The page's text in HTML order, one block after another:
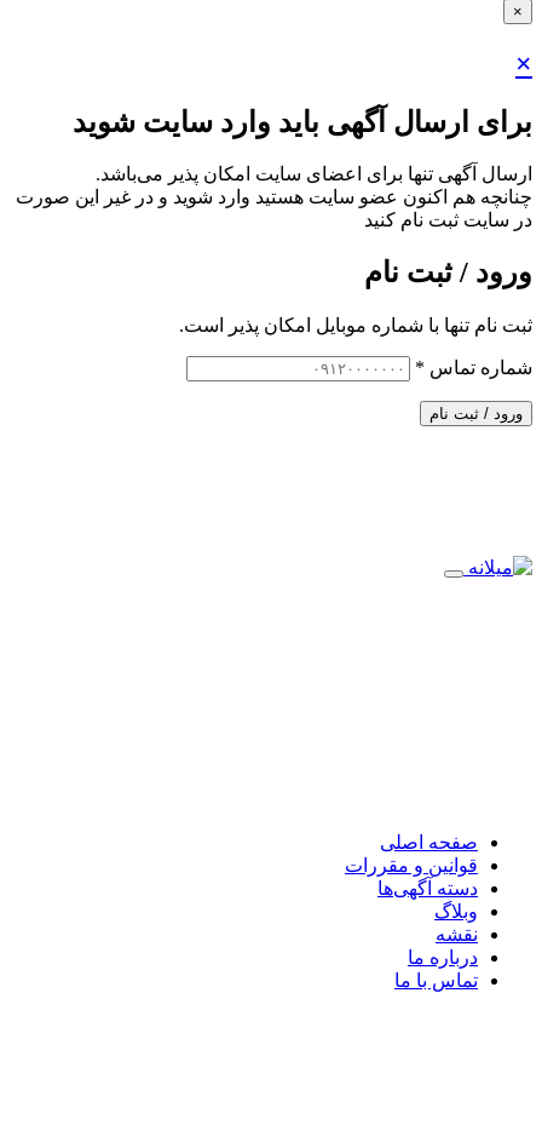
×
×
برای ارسال آگهی باید وارد سایت شوید
ارسال آگهی تنها برای اعضای سایت امکان پذیر می‌باشد.
چنانچه هم‌ اکنون عضو سایت هستید وارد شوید و در غیر این صورت
در سایت ثبت نام کنید
ورود / ثبت نام
ثبت نام تنها با شماره موبایل امکان پذیر است.
شماره تماس *
ورود / ثبت نام
صفحه اصلی
قوانین و مقررات
دسته آگهی‌ها
وبلاگ
نقشه
درباره ما
تماس با ما